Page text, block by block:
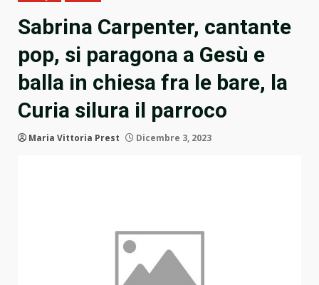
Sabrina Carpenter, cantante
pop, si paragona a Gesù e
balla in chiesa fra le bare, la
Curia silura il parroco
Maria Vittoria Prest Dicembre 3, 2023